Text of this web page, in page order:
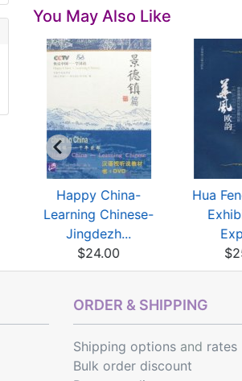
You May Also Like
Happy China-
Learning Chinese-
Jingdezh...
$24.00
Hua
ORDER & SHIPPING
Shipping optionsand rates
Bulk order discount